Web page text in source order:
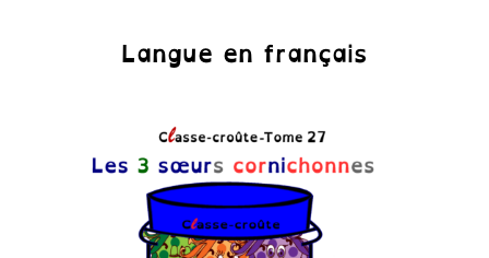
Langue en français